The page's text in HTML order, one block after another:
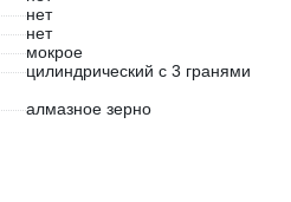
нет
нет
мокрое
цилиндрический с 3 гранями
алмазное зерно